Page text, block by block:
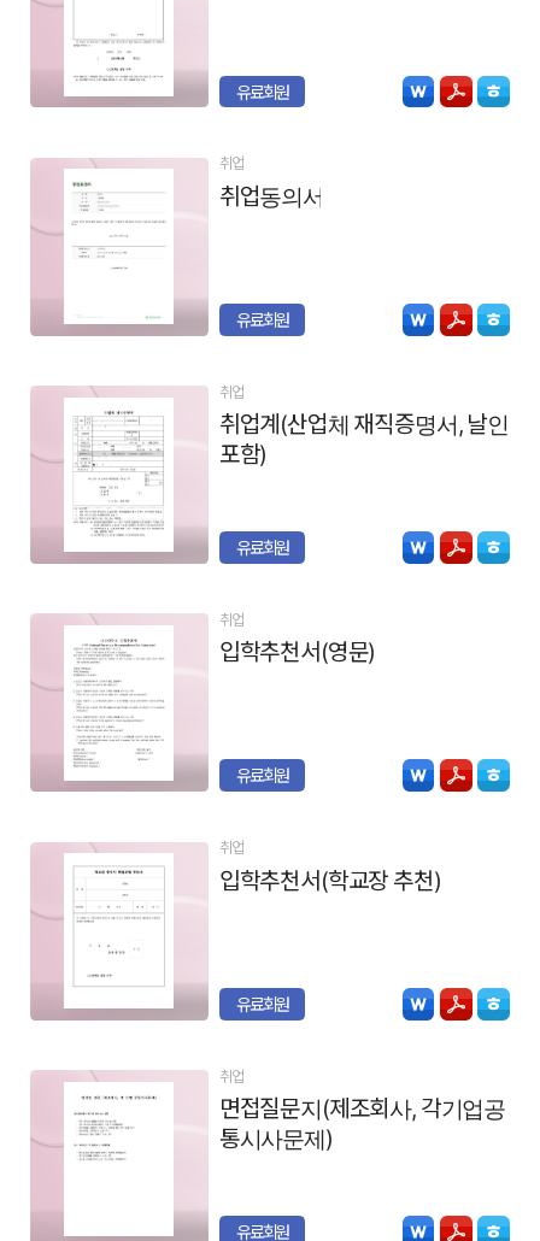
유료회원
취업
취업동의서
유료회원
취업
취업계(산업체 재직증명서, 날인
포함)
유료회원
취업
입학추천서(영문)
유료회원
취업
입학추천서(학교장 추천)
유료회원
취업
면접질문지(제조회사, 각기업공
통시사문제)
유료회원